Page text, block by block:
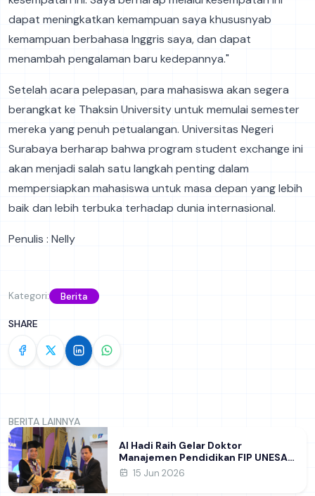
dapat meningkatkan kemampuan saya khususnyab
kemampuan berbahasa Inggris saya, dan dapat
menambah pengalaman baru kedepannya."
Setelah acara pelepasan, para mahasiswa akan segera
berangkat ke Thaksin University untuk memulai semester
mereka yang penuh petualangan. Universitas Negeri
Surabaya berharap bahwa program student exchange ini
akan menjadi salah satu langkah penting dalam
mempersiapkan mahasiswa untuk masa depan yang lebih
baik dan lebih terbuka terhadap dunia internasional.
Penulis : Nelly
Kategori: Berita
SHARE
BERITA LAINNYA
Al Hadi Raih Gelar Doktor
Manajemen Pendidikan FIP UNESA
melalui Riset Pembentukan
15 Jun 2026